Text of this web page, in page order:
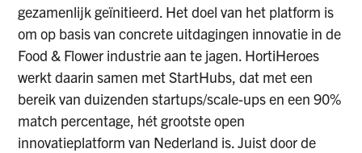
gezamenlijk geïnitieerd. Het doel van het platform is
om op basis van concrete uitdagingen innovatie in de
Food & Flower industrie aan te jagen. HortiHeroes
werkt daarin samen met StartHubs, dat met een
bereik van duizenden startups/scale-ups en een 90%
match percentage, hét grootste open
innovatieplatform van Nederland is. Juist door de